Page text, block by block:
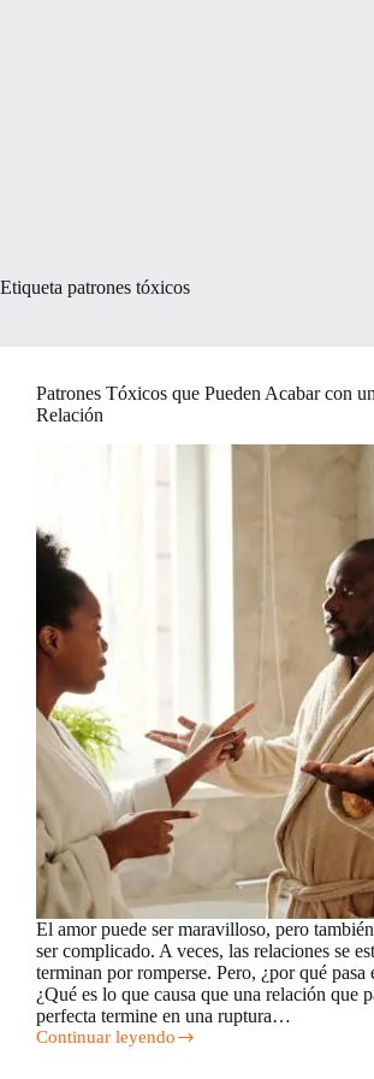
Etiqueta patrones tóxicos
Patrones Tóxicos que Pueden Acabar con
Relación
El amor puede ser maravilloso, pero
ser complicado. A veces, las relaciones se
terminan por romperse. Pero, ¿por qué pasa
¿Qué es lo que causa que una relación que
perfecta termine en una ruptura…
Continuar leyendo
Patrones